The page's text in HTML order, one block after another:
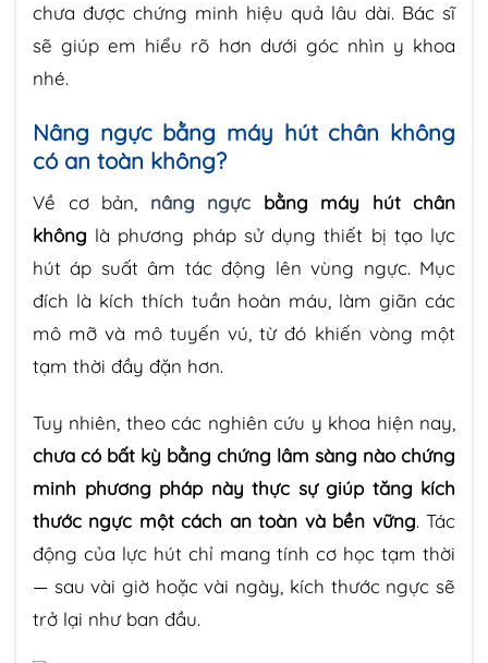
chưa được chứng minh hiệu quả lâu dài. Bác sĩ
sẽ giúp em hiểu rõ hơn dưới góc nhìn y khoa
nhé.
Nâng ngực bằng máy hút chân không
có an toàn không?
Về cơ bản, nâng ngực bằng máy hút chân
không là phương pháp sử dụng thiết bị tạo lực
hút áp suất âm tác động lên vùng ngực. Mục
đích là kích thích tuần hoàn máu, làm giãn các
mô mỡ và mô tuyến vú, từ đó khiến vòng một
tạm thời đầy đặn hơn.
Tuy nhiên, theo các nghiên cứu y khoa hiện nay,
chưa có bất kỳ bằng chứng lâm sàng nào chứng
minh phương pháp này thực sự giúp tăng kích
thước ngực một cách an toàn và bền vững. Tác
động của lực hút chỉ mang tính cơ học tạm thời
— sau vài giờ hoặc vài ngày, kích thước ngực sẽ
trở lại như ban đầu.